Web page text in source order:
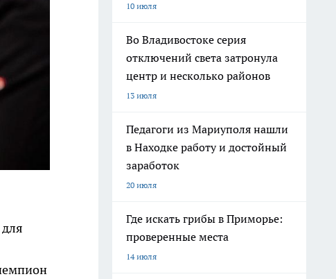
10 июля
Во Владивостоке серия
отключений света затронула
центр и несколько районов
13 июля
Педагоги из Мариуполя нашли
в Находке работу и достойный
заработок
20 июля
Где искать грибы в Приморье:
проверенные места
14 июля